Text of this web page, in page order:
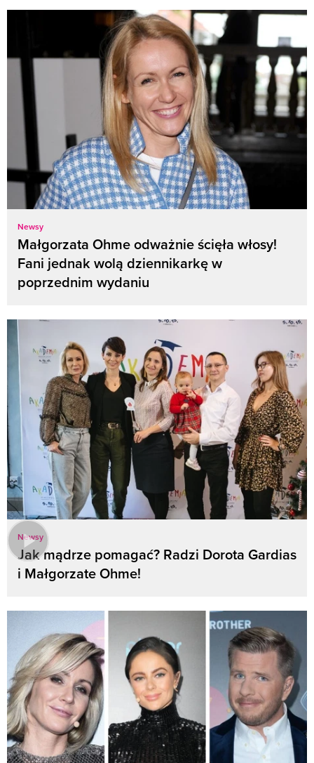
Newsy
Małgorzata Ohme odważnie ścięła włosy!
Fani jednak wolą dziennikarkę w
poprzednim wydaniu
Newsy
Jak mądrze pomagać? Radzi Dorota Gardias
i Małgorzate Ohme!